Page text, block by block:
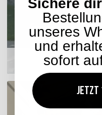
Sichere
unseres
und
sofort
Jetzt